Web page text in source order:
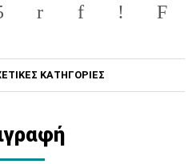
ΚΑΤΗΓΟΡΙΕΣ